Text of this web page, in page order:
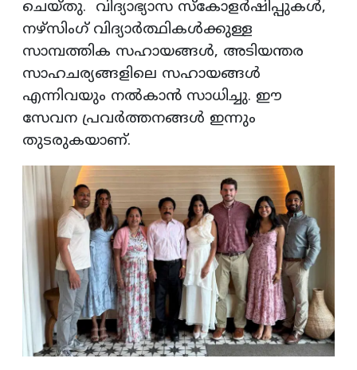
ചെയ്തു. വിദ്യാഭ്യാസ സ്കോളർഷിപ്പുകൾ,
നഴ്സിംഗ് വിദ്യാർത്ഥികൾക്കുള്ള
സാമ്പത്തിക സഹായങ്ങൾ, അടിയന്തര
സാഹചര്യങ്ങളിലെ സഹായങ്ങൾ
എന്നിവയും നൽകാൻ സാധിച്ചു. ഈ
സേവന പ്രവർത്തനങ്ങൾ ഇന്നും
തുടരുകയാണ്.